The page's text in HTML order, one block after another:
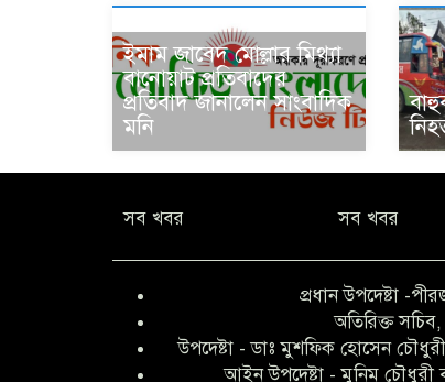
ইমাম জাবেদ মোল্লার মিথ্যা
বানোয়াট প্রতিবাদের
প্রতিবাদ জানালেন সাংবাদিক
মনি
সব খবর সব খবর
প্রধান উপদেষ্টা -
অতিরিক্ত সচিব,
উপদেষ্টা - ডাঃ মুশফিক হোসেন
আইন উপদেষ্টা - মুনিম চৌধুরী